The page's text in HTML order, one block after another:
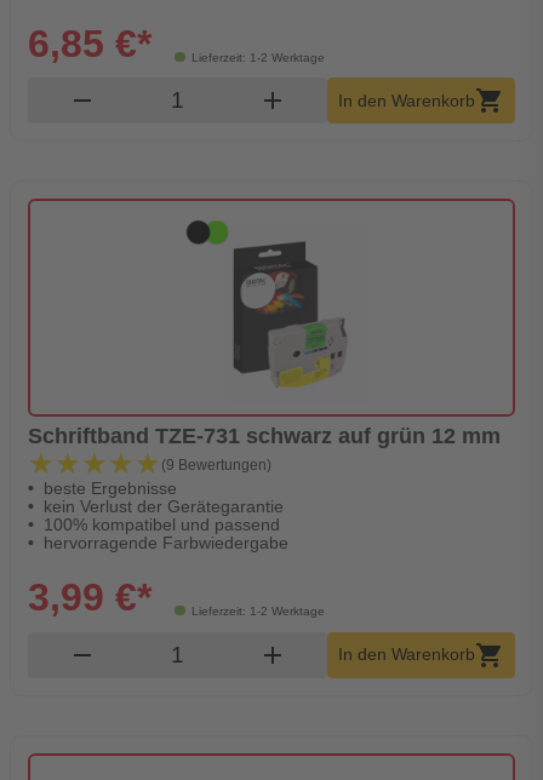
Lieferzeit: 1-2 Werktage
6,85 €*
remove Produkt Warenkorb Menge
add In den Warenkorbshopping_cart
Schriftband TZE-731 schwarz auf grün 12 mm
★★★★★
★★★★★ (9 Bewertungen)
beste Ergebnisse
kein Verlust der Gerätegarantie
100% kompatibel und passend
hervorragende Farbwiedergabe
Lieferzeit: 1-2 Werktage
3,99 €*
remove Produkt Warenkorb Menge
add In den Warenkorbshopping_cart